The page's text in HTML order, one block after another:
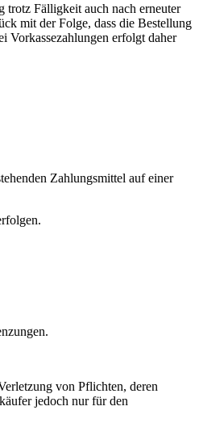
trotz Fälligkeit auch nach erneuter
mit der Folge, dass die Bestellung
erfolgt daher
Zahlungsmittel auf einer
von Pflichten, deren
jedoch nur für den